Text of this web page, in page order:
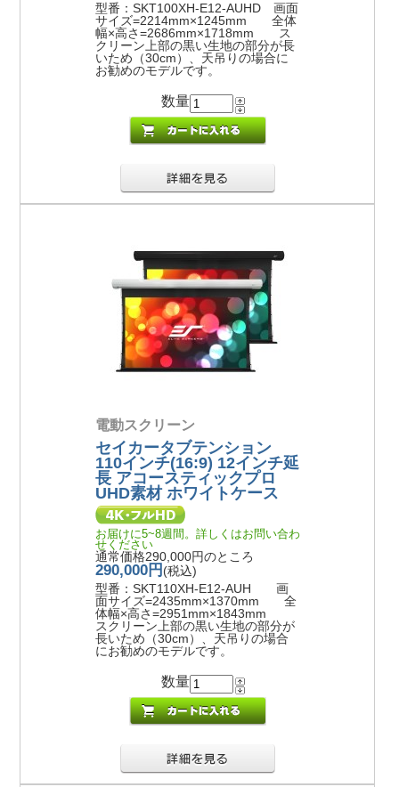
型番：SKT100XH-E12-AUHD 画面
サイズ=2214mm×1245mm 全体
幅×高さ=2686mm×1718mm ス
クリーン上部の黒い生地の部分が長
いため（30cm）、天吊りの場合に
お勧めのモデルです。
数量
電動スクリーン
セイカータブテンション
110インチ(16:9) 12インチ延
長 アコースティックプロ
UHD素材 ホワイトケース
お届けに5~8週間。詳しくはお問い合わ
せください
通常価格290,000円のところ
290,000円 (税込)
型番：SKT110XH-E12-AUH 画
面サイズ=2435mm×1370mm 全
体幅×高さ=2951mm×1843mm
スクリーン上部の黒い生地の部分が
長いため（30cm）、天吊りの場合
にお勧めのモデルです。
数量